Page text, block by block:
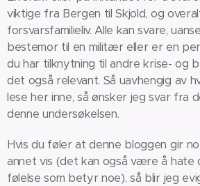
viktige fra Bergen til Skjold, og
forsvarsfamilieliv. Alle kan svare,
bestemor til en militær eller er en
du har tilknytning til andre krise- og
det også relevant. Så uavhengig av
lese her inne, så ønsker jeg svar fra
denne undersøkelsen.
Hvis du føler at denne bloggen gir
annet vis (det kan også være å hate
følelse som betyr noe), så blir jeg